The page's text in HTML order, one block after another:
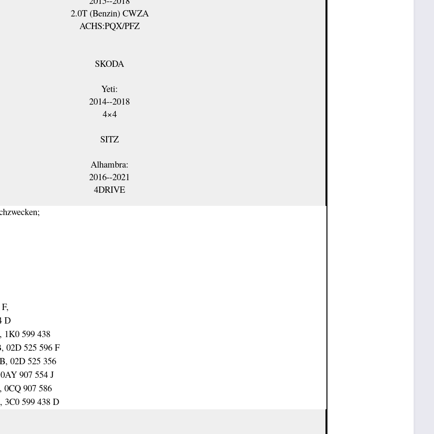
2.0T (Benzin) CWZA
ACHS:PQX/PFZ
SKODA
Yeti:
2014--2018
4×4
SITZ
Alhambra:
2016--2021
4DRIVE
D
1K0 599 438
02D 525 596 F
02D 525 356
907 554 J
0CQ 907 586
3C0 599 438 D